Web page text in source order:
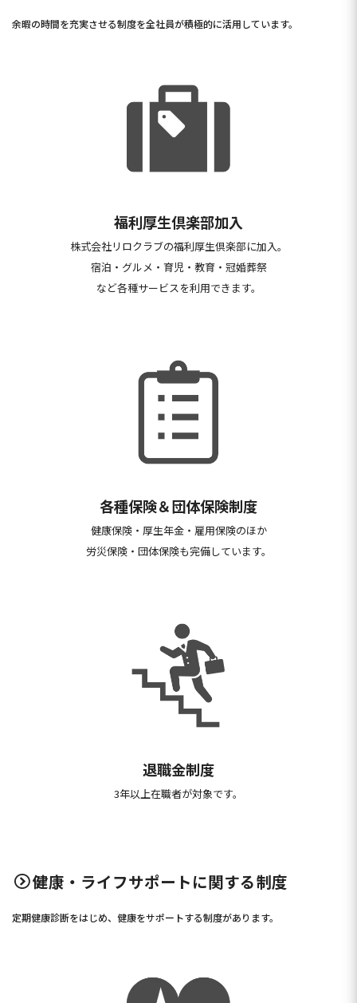
余暇の時間を充実させる制度を全社員が積極的に活用しています。
福利厚生倶楽部加入
株式会社リロクラブの福利厚生倶楽部に加入。
宿泊・グルメ・育児・教育・冠婚葬祭
など各種サービスを利用できます。
各種保険＆団体保険制度
健康保険・厚生年金・雇用保険のほか
労災保険・団体保険も完備しています。
退職金制度
3年以上在職者が対象です。
健康・ライフサポートに関する制度​
定期健康診断をはじめ、健康をサポートする制度があります。​